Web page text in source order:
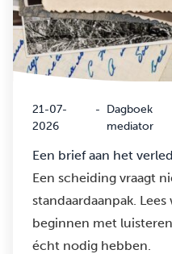
21-07-
2026
- Dagboek
mediator
Een brief aan het
Een scheiding vraagt
standaardaanpak.
beginnen met
écht nodig hebben.